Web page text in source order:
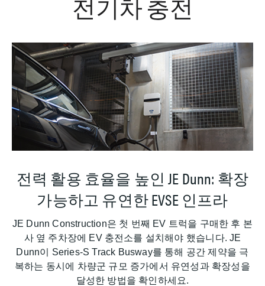
전력 활용 효율을 높인 JE Dunn: 확장
가능하고 유연한 EVSE 인프라
JE Dunn Construction은 첫 번째 EV 트럭을 구매한 후 본
사 옆 주차장에 EV 충전소를 설치해야 했습니다. JE
Dunn이 Series-S Track Busway를 통해 공간 제약을 극
복하는 동시에 차량군 규모 증가에서 유연성과 확장성을
달성한 방법을 확인하세요.